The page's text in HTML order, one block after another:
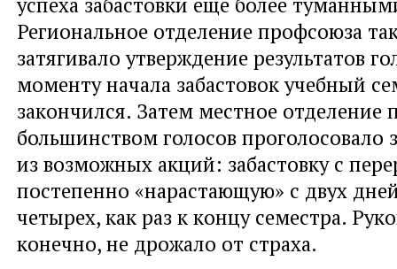
Региональное отделение профсоюза
затягивало утверждение результатов
моменту начала забастовок учебный
закончился. Затем местное
большинством голосов проголосовало
из возможных акций: забастовку с
постепенно «нарастающую» с двух
четырех, как раз к концу семестра.
конечно, не дрожало от страха.